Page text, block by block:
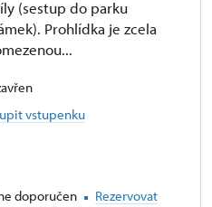
(sestup do parku
Prohlídka je zcela
vstupenku
doporučen
Rezervovat